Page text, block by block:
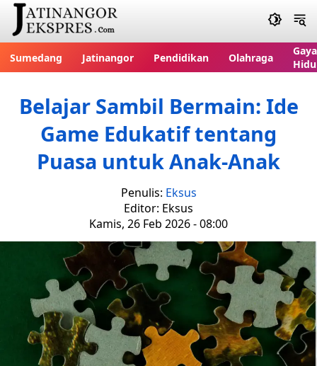
Sumedang Jatinangor Pendidikan Olahraga
Gaya
Belajar Sambil Bermain: Ide
Game Edukatif tentang
Puasa untuk Anak-Anak
Penulis: Eksus
Editor: Eksus
Kamis, 26 Feb 2026 - 08:00